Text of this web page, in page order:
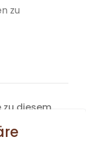
zu
zu diesem